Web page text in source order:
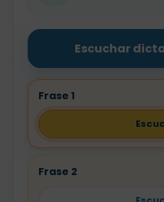
Escuchar
Frase 1
Frase 2